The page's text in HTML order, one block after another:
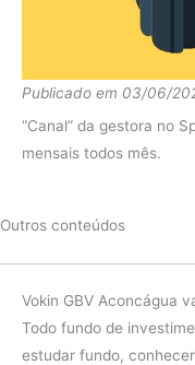
Publicado em 03/06/
“Canal” da gestora no
mensais todos mês.
Outros conteúdos
Vokin GBV Aconcágua
Todo fundo de
estudar fundo,